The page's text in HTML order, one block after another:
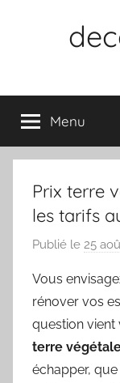
Menu
Prix terre
les tarifs
Publié le 25
Vous
rénover vos
question vient
terre
échapper,